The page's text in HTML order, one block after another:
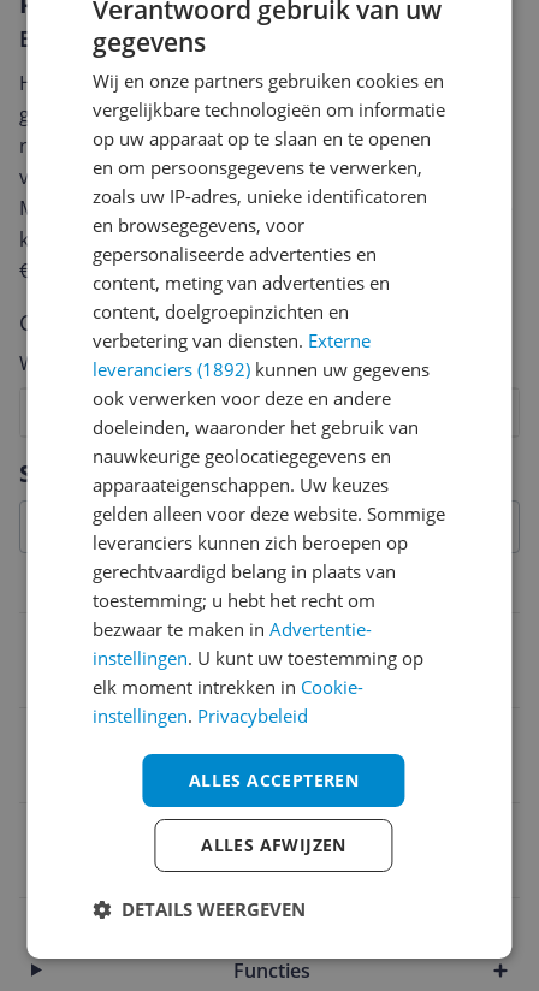
Specificaties
Algemeen
0088381743167
Aansluitingen
Functies
Er zijn nog geen reviews geschreven
Heb jij dit product in bezit en wil je graag je mening
geven? Start dan hieronder met het schrijven van je
review. Afhankelijk van de details duurt het schrijven
van een review gemiddeld tussen de 3 en 10 minuten.
Met jouw mening help je andere bezoekers een betere
keuze te maken én maak je iedere maand kans op
€250,-!
Klik hier voor de actievoorwaarden.
Cijfer
Welk cijfer geef jij dit product?
8
7
6
5
4
3
2
Vraag 1 van 4
Verantwoord gebruik van uw
gegevens
Wij en onze partners gebruiken cookies en
vergelijkbare technologieën om informatie
op uw apparaat op te slaan en te openen
en om persoonsgegevens te verwerken,
zoals uw IP-adres, unieke identificatoren
en browsegegevens, voor
gepersonaliseerde advertenties en
content, meting van advertenties en
content, doelgroepinzichten en
verbetering van diensten. Externe
leveranciers (1892) kunnen uw gegevens
ook verwerken voor deze en andere
doeleinden, waaronder het gebruik van
nauwkeurige geolocatiegegevens en
apparaateigenschappen. Uw keuzes
gelden alleen voor deze website. Sommige
leveranciers kunnen zich beroepen op
gerechtvaardigd belang in plaats van
toestemming; u hebt het recht om
bezwaar te maken inAdvertentie-
instellingen. U kunt uw toestemming op
elk moment intrekken in Cookie-
instellingen. Privacybeleid
ALLES ACCEPTEREN
ALLES AFWIJZEN
DETAILS WEERGEVEN